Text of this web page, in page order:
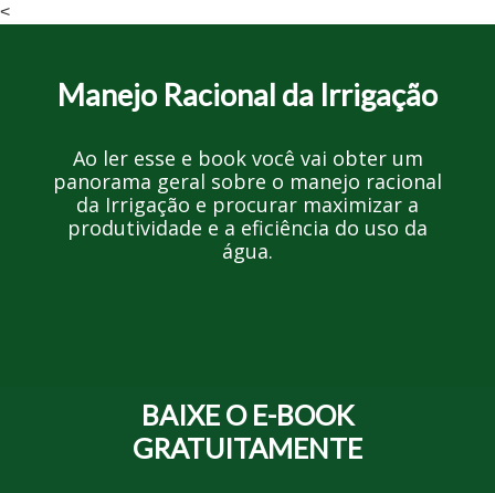
<
Manejo Racional da Irrigação
Ao ler esse e book você vai obter um
panorama geral sobre o manejo racional
da Irrigação e procurar maximizar a
produtividade e a eficiência do uso da
água.
BAIXE O E-BOOK
GRATUITAMENTE